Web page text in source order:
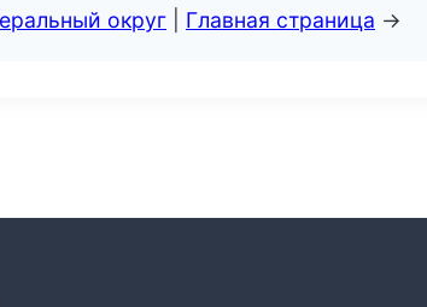
округ Главная страница →